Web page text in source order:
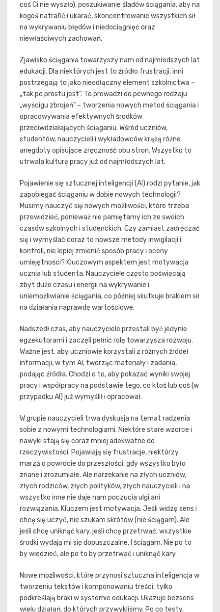
coś Ci nie wyszło), poszukiwanie śladów ściągania, aby na
kogoś natrafić i ukarać, skoncentrowanie wszystkich sił
na wykrywaniu błędów i niedociągnięć oraz
niewłaściwych zachowań.
Zjawisko ściągania towarzyszy nam od najmłodszych lat
edukacji. Dla niektórych jest to źródło frustracji, inni
postrzegają to jako nieodłączny element szkolnictwa –
„tak po prostu jest”. To prowadzi do pewnego rodzaju
„wyścigu zbrojeń” – tworzenia nowych metod ściągania i
opracowywania efektywnych środków
przeciwdziałających ściąganiu. Wśród uczniów,
studentów, nauczycieli i wykładowców krążą różne
anegdoty opisujące zręczność obu stron. Wszystko to
utrwala kulturę pracy już od najmłodszych lat.
Pojawienie się sztucznej inteligencji (AI) rodzi pytanie, jak
zapobiegać ściąganiu w dobie nowych technologii?
Musimy nauczyć się nowych możliwości, które trzeba
przewidzieć, ponieważ nie pamiętamy ich ze swoich
czasów szkolnych i studenckich. Czy zamiast zadręczać
się i wymyślać coraz to nowsze metody inwigilacji i
kontroli, nie lepiej zmienić sposób pracy i oceny
umiejętności? Kluczowym aspektem jest motywacja
ucznia lub studenta. Nauczyciele często poświęcają
zbyt dużo czasu i energii na wykrywanie i
uniemożliwianie ściągania, co później skutkuje brakiem sił
na działania naprawdę wartościowe.
Nadszedł czas, aby nauczyciele przestali być jedynie
egzekutorami i zaczęli pełnić rolę towarzysza rozwoju.
Ważne jest, aby uczniowie korzystali z różnych źródeł
informacji, w tym AI, tworząc materiały i zadania,
podając źródła. Chodzi o to, aby pokazać wyniki swojej
pracy i współpracy na podstawie tego, co ktoś lub coś (w
przypadku AI) już wymyślił i opracował.
W grupie nauczycieli trwa dyskusja na temat radzenia
sobie z nowymi technologiami. Niektóre stare wzorce i
nawyki stają się coraz mniej adekwatne do
rzeczywistości. Pojawiają się frustracje, niektórzy
marzą o powrocie do przeszłości, gdy wszystko było
znane i zrozumiałe. Ale narzekanie na złych uczniów,
złych rodziców, złych polityków, złych nauczycieli i na
wszystko inne nie daje nam poczucia ulgi ani
rozwiązania. Kluczem jest motywacja. Jeśli widzę sens i
chcę się uczyć, nie szukam skrótów (nie ściągam). Ale
jeśli chcę uniknąć kary, jeśli chcę przetrwać, wszystkie
środki wydają mi się dopuszczalne. I ściągam. Nie po to
by wiedzieć, ale po to by przetrwać i uniknąć kary.
Nowe możliwości, które przynosi sztuczna inteligencja w
tworzeniu tekstów i komponowaniu treści, tylko
podkreślają braki w systemie edukacji. Ukazuje bezsens
wielu działań, do których przywykliśmy. Po co testy,